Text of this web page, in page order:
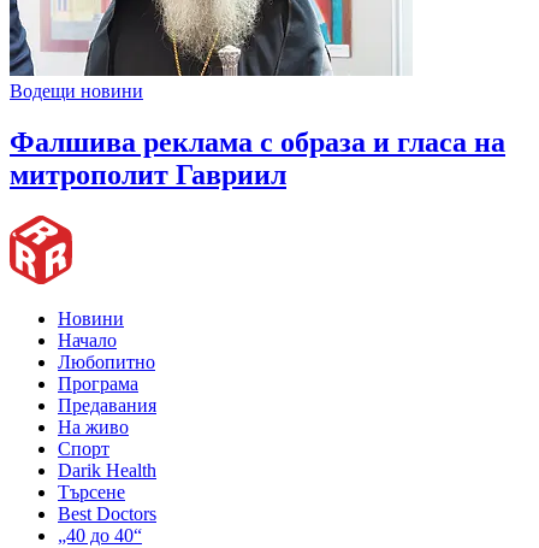
Водещи новини
Фалшива реклама с образа и гласа на
митрополит Гавриил
Новини
Начало
Любопитно
Програма
Предавания
На живо
Спорт
Darik Health
Търсене
Best Doctors
„40 до 40“